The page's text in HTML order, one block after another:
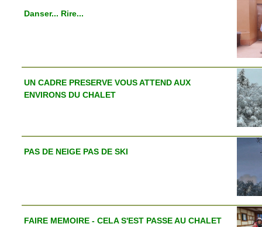
Danser... Rire...
UN CADRE PRESERVE VOUS ATTEND AUX
ENVIRONS DU CHALET
PAS DE NEIGE PAS DE SKI
FAIRE MEMOIRE - CELA S'EST PASSE AU CHALET